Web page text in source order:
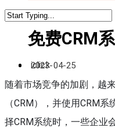
免费CRM
iclick
2023-04-25
随着市场竞争的加剧，越
（CRM），并使用CRM
择CRM系统时，一些企业